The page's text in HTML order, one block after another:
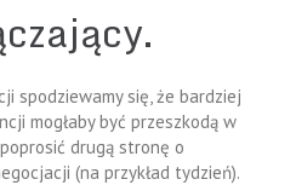
spodziewamy się, że bardziej
mogłaby być przeszkodą w
drugą stronę o
(na przykład tydzień).